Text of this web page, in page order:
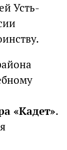
Усть-
«Кадет».